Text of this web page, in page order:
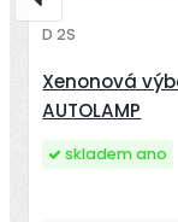
Xenonová
AUTOLAMP
D 2S
skladem ano